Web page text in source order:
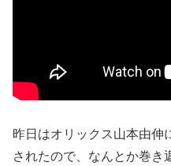
昨日はオリックス山本由伸
されたので、なんとか巻き